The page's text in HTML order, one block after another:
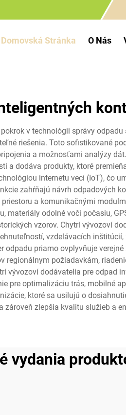
Domovská Stránka O Nás
v technológii správy
riešenia. Toto sofistikované
a možnosťami analýzy
a dodáva produkty, ktoré
internetu vecí (IoT), čo
zahŕňajú návrh odpadových
a komunikačnými
materiály odolné voči počasiu,
vzorov. Chytrí vývozoví
vzdelávacích
priamo ovplyvňuje
regionálnym požiadavkám,
vývozoví dodávatelia pre odpad
pre optimalizáciu trás, mobilné
ktoré sa usilujú o
zároveň zlepšia kvalitu služieb a
vydania